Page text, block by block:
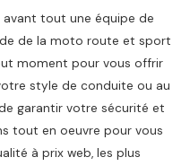
avant tout une équipe de
de la moto route et sport
moment pour vous offrir
style de conduite ou au
garantir votre sécurité et
tout en oeuvre pour vous
à prix web, les plus